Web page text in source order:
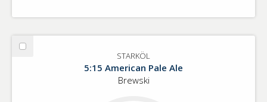
Välj
STARKÖL
5:15 American Pale Ale
Brewski